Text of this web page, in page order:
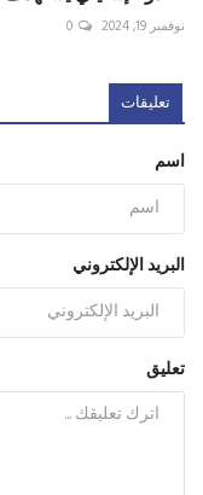
نوفمبر 19, 2024 0
تعليقات
اسم
البريد الإلكتروني
تعليق